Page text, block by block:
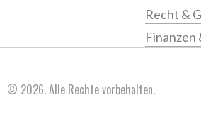
Recht &
© 2026. Alle Rechte vorbehalten.